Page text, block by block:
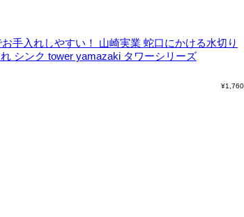
手入れしやすい！
山崎実業 蛇口にかける水切り
シンク tower yamazaki タワーシリーズ
¥1,760